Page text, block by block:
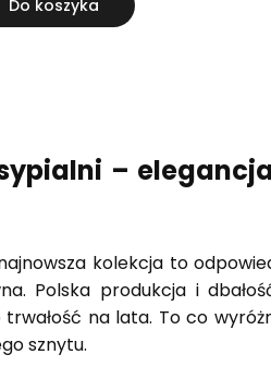
Do koszyka
–
kolekcja to
Polska produkcja i
na lata. To co
sznytu.